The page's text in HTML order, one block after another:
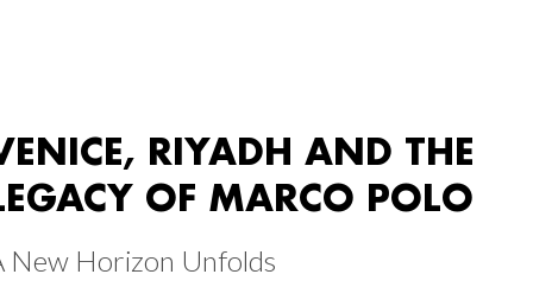
RIYADH AND THE
OF MARCO POLO
New Horizon Unfolds